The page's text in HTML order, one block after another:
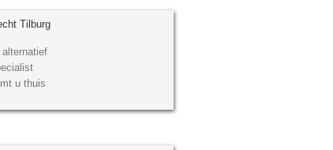
Tilburg
alternatief
u thuis